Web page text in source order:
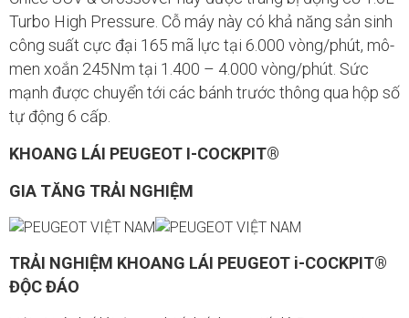
Turbo High Pressure. Cỗ máy này có khả năng sản sinh
công suất cực đại 165 mã lực tại 6.000 vòng/phút, mô-
men xoắn 245Nm tại 1.400 – 4.000 vòng/phút. Sức
mạnh được chuyển tới các bánh trước thông qua hộp số
tự động 6 cấp.
KHOANG LÁI PEUGEOT I-COCKPIT®
GIA TĂNG TRẢI NGHIỆM
TRẢI NGHIỆM KHOANG LÁI PEUGEOT i-COCKPIT®
ĐỘC ĐÁO